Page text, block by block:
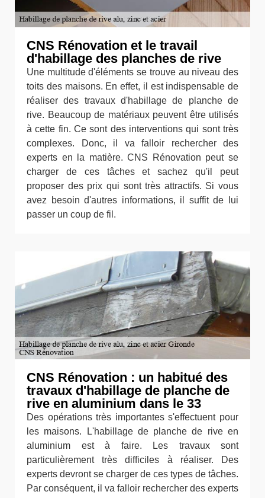
CNS Rénovation et le travail
d'habillage des planches de rive
Une multitude d'éléments se trouve au niveau des
toits des maisons. En effet, il est indispensable de
réaliser des travaux d'habillage de planche de
rive. Beaucoup de matériaux peuvent être utilisés
à cette fin. Ce sont des interventions qui sont très
complexes. Donc, il va falloir rechercher des
experts en la matière. CNS Rénovation peut se
charger de ces tâches et sachez qu'il peut
proposer des prix qui sont très attractifs. Si vous
avez besoin d'autres informations, il suffit de lui
passer un coup de fil.
CNS Rénovation : un habitué des
travaux d'habillage de planche de
rive en aluminium dans le 33
Des opérations très importantes s'effectuent pour
les maisons. L'habillage de planche de rive en
aluminium est à faire. Les travaux sont
particulièrement très difficiles à réaliser. Des
experts devront se charger de ces types de tâches.
Par conséquent, il va falloir rechercher des experts